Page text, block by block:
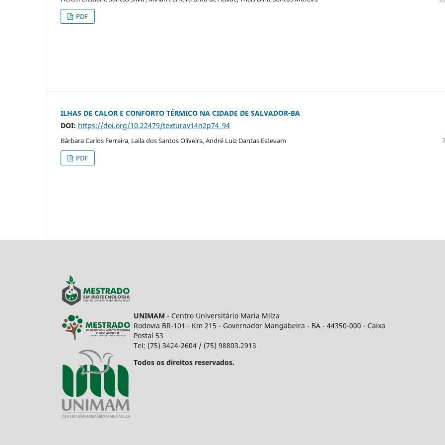
PDF
ILHAS DE CALOR E CONFORTO TÉRMICO NA CIDADE DE SALVADOR-BA
DOI: https://doi.org/10.22479/texturav14n2p74_94
Bárbara Carlos Ferreira, Laila dos Santos Oliveira, André Luiz Dantas Estevam
PDF
UNIMAM - Centro Universitário Maria Milza
Rodovia BR-101 - Km 215 - Governador Mangabeira - BA - 44350-000 - Caixa
Postal 53
Tel: (75) 3424-2604 / (75) 98803.2913
Todos os direitos reservados.